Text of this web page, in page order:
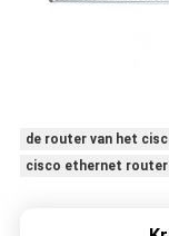
de router van het
cisco ethernet router